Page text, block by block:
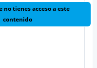
no tienes acceso a este
contenido